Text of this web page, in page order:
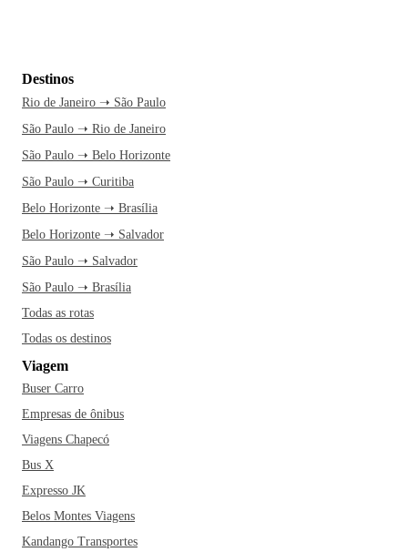
Destinos
Rio de Janeiro ➝ São Paulo
São Paulo ➝ Rio de Janeiro
São Paulo ➝ Belo Horizonte
São Paulo ➝ Curitiba
Belo Horizonte ➝ Brasília
Belo Horizonte ➝ Salvador
São Paulo ➝ Salvador
São Paulo ➝ Brasília
Todas as rotas
Todas os destinos
Viagem
Buser Carro
Empresas de ônibus
Viagens Chapecó
Bus X
Expresso JK
Belos Montes Viagens
Kandango Transportes